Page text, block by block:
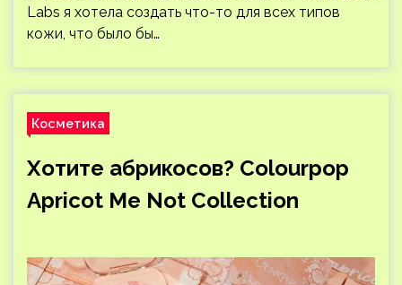
Labs я хотела создать что-то для всех типов
кожи, что было бы…
Косметика
Хотите абрикосов? Colourpop
Apricot Me Not Collection